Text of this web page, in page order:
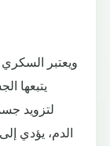
ويعتبر السكري
يتبعها
لتزويد
الدم، يؤدي